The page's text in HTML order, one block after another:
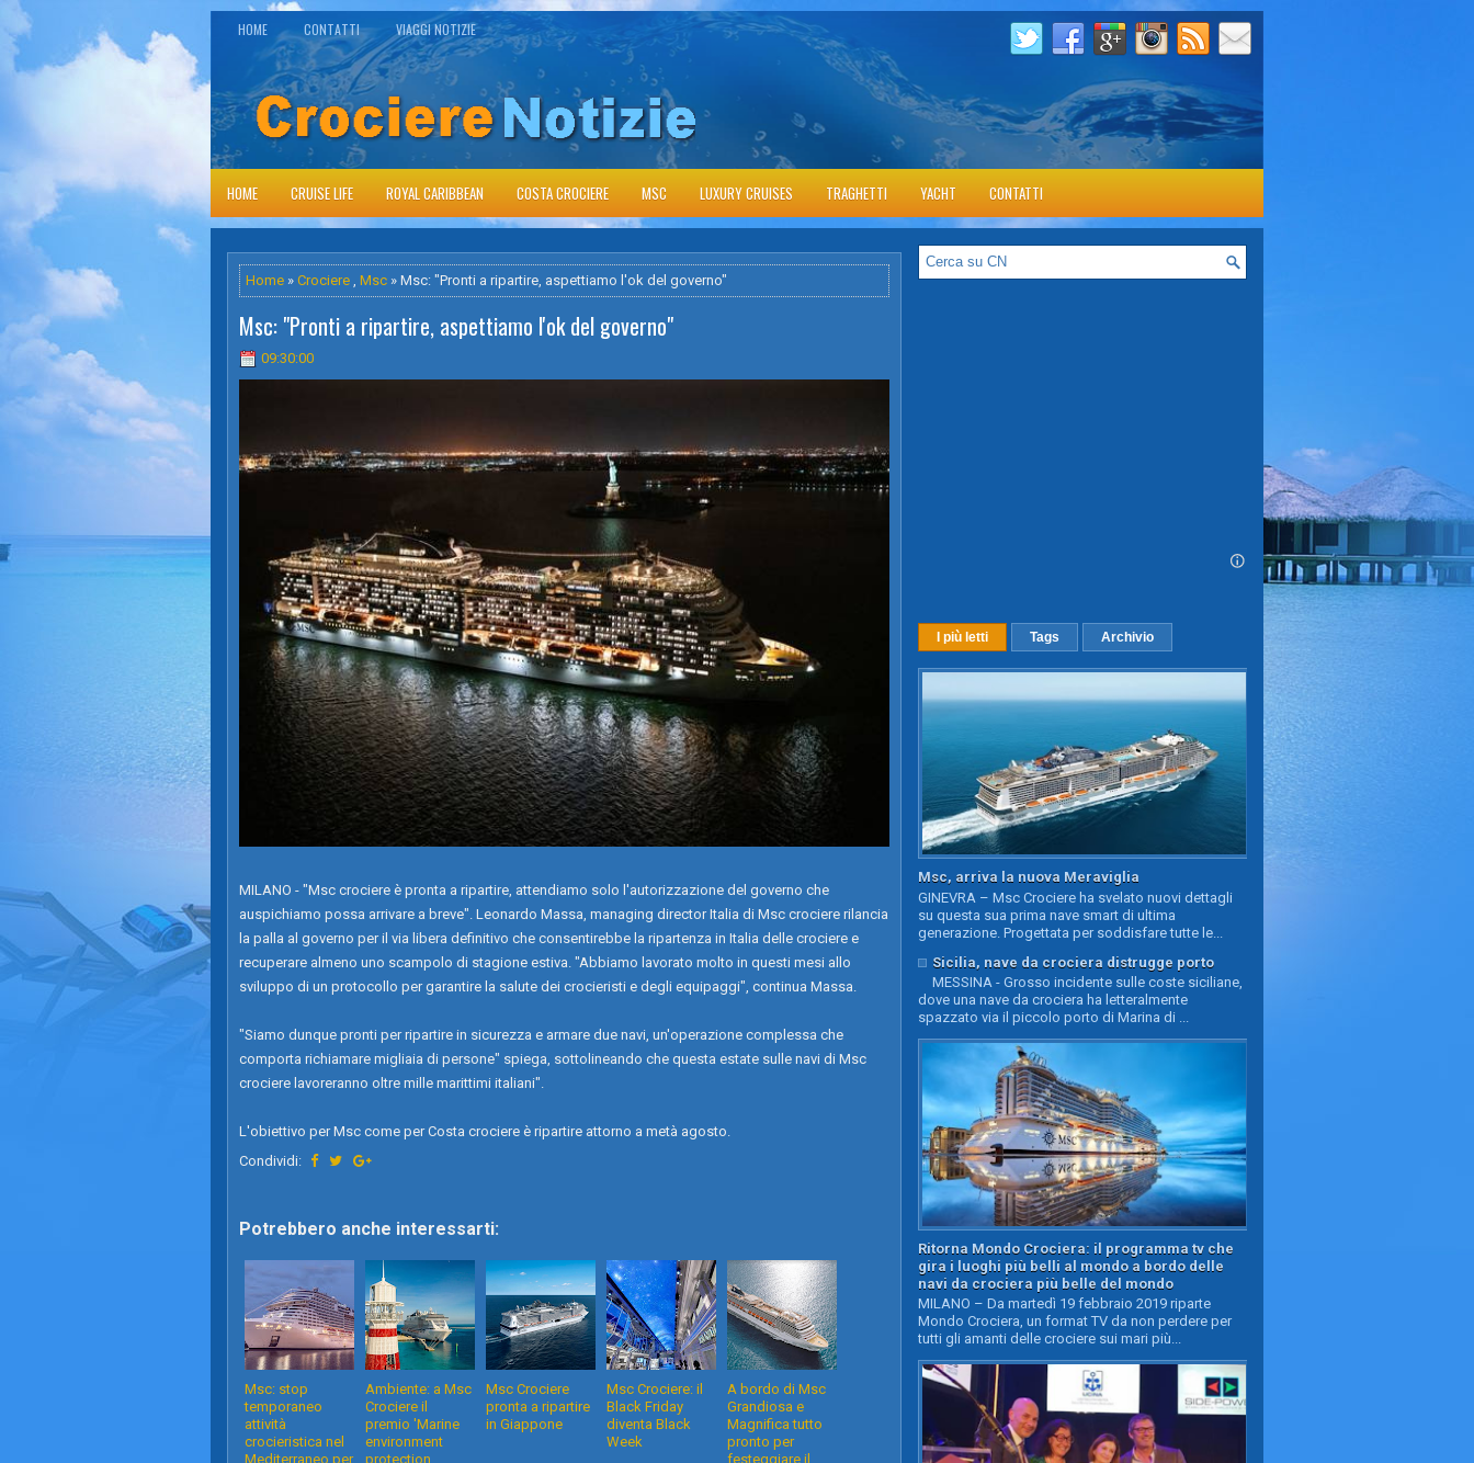
HOME CONTATTI VIAGGI NOTIZIE
HOME CRUISE LIFE ROYAL CARIBBEAN COSTA CROCIERE MSC LUXURY CRUISES TRAGHETTI YACHT CONTATTI
Home » Crociere , Msc » Msc: "Pronti a ripartire, aspettiamo l'ok del governo"
Msc: "Pronti a ripartire, aspettiamo l'ok del governo"
09:30:00
MILANO - "Msc crociere è pronta a ripartire, attendiamo solo l'autorizzazione del governo che
auspichiamo possa arrivare a breve". Leonardo Massa, managing director Italia di Msc crociere rilancia
la palla al governo per il via libera definitivo che consentirebbe la ripartenza in Italia delle crociere e
recuperare almeno uno scampolo di stagione estiva. "Abbiamo lavorato molto in questi mesi allo
sviluppo di un protocollo per garantire la salute dei crocieristi e degli equipaggi", continua Massa.
"Siamo dunque pronti per ripartire in sicurezza e armare due navi, un'operazione complessa che
comporta richiamare migliaia di persone" spiega, sottolineando che questa estate sulle navi di Msc
crociere lavoreranno oltre mille marittimi italiani".
L'obiettivo per Msc come per Costa crociere è ripartire attorno a metà agosto.
Condividi:
Potrebbero anche interessarti:
Msc: stop
temporaneo
attività
crocieristica nel
Mediterraneo per
Ambiente: a Msc
Crociere il
premio 'Marine
environment
protection
Msc Crociere
pronta a ripartire
in Giappone
Msc Crociere: il
Black Friday
diventa Black
Week
A bordo di Msc
Grandiosa e
Magnifica tutto
pronto per
festeggiare il
I più letti Tags Archivio
Msc, arriva la nuova Meraviglia
GINEVRA – Msc Crociere ha svelato nuovi dettagli
su questa sua prima nave smart di ultima
generazione. Progettata per soddisfare tutte le...
Sicilia, nave da crociera distrugge porto
MESSINA - Grosso incidente sulle coste siciliane,
dove una nave da crociera ha letteralmente
spazzato via il piccolo porto di Marina di ...
Ritorna Mondo Crociera: il programma tv che
gira i luoghi più belli al mondo a bordo delle
navi da crociera più belle del mondo
MILANO – Da martedì 19 febbraio 2019 riparte
Mondo Crociera, un format TV da non perdere per
tutti gli amanti delle crociere sui mari più...